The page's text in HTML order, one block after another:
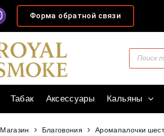
Форма обратной связи
Табак Аксессуары Кальяны
Магазин Благовония Аромапалочки